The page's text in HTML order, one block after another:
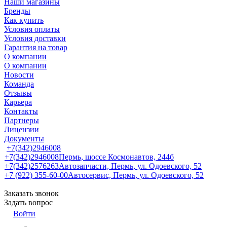
Наши магазины
Бренды
Как купить
Условия оплаты
Условия доставки
Гарантия на товар
О компании
О компании
Новости
Команда
Отзывы
Карьера
Контакты
Партнеры
Лицензии
Документы
+7(342)2946008
+7(342)2946008Пермь, шоссе Космонавтов, 244б
+7(342)2576263Автозапчасти, Пермь, ул. Одоевского, 52
+7 (922) 355-60-00Автосервис, Пермь, ул. Одоевского, 52
Заказать звонок
Задать вопрос
Войти